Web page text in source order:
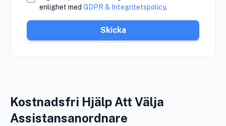
enlighet med GDPR & Integritetspolicy.
Skicka
Kostnadsfri Hjälp Att Välja
Assistansanordnare